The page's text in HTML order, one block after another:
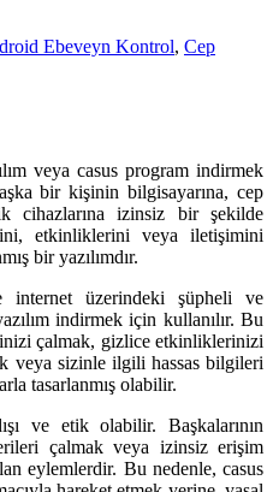
Ebeveyn Kontrol, Cep
veya casus program indirmek
bir kişinin bilgisayarına, cep
cihazlarına izinsiz bir şekilde
etkinliklerini veya iletişimini
bir yazılımdır.
internet üzerindeki şüpheli ve
indirmek için kullanılır. Bu
çalmak, gizlice etkinliklerinizi
veya sizinle ilgili hassas bilgileri
tasarlanmış olabilir.
ve etik olabilir. Başkalarının
çalmak veya izinsiz erişim
eylemlerdir. Bu nedenle, casus